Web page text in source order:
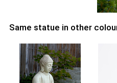
Same statue in other